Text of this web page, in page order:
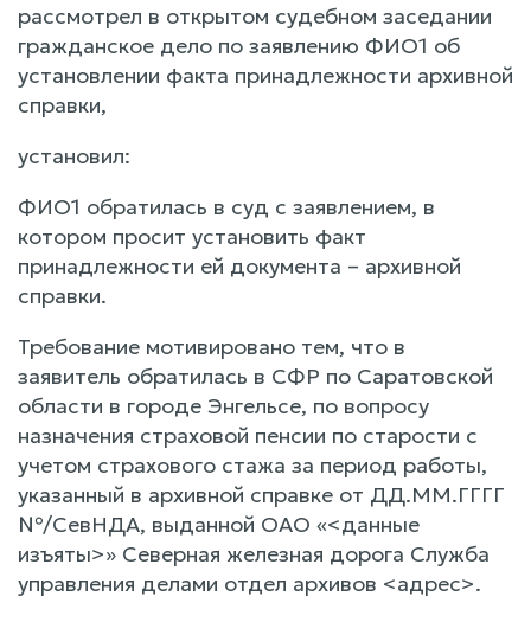
рассмотрел в открытом судебном заседании
гражданское дело по заявлению ФИО1 об
установлении факта принадлежности архивной
справки,
установил:
ФИО1 обратилась в суд с заявлением, в
котором просит установить факт
принадлежности ей документа – архивной
справки.
Требование мотивировано тем, что в
заявитель обратилась в СФР по Саратовской
области в городе Энгельсе, по вопросу
назначения страховой пенсии по старости с
учетом страхового стажа за период работы,
указанный в архивной справке от ДД.ММ.ГГГГ
№/СевНДА, выданной ОАО «<данные
изъяты>» Северная железная дорога Служба
управления делами отдел архивов <адрес>.